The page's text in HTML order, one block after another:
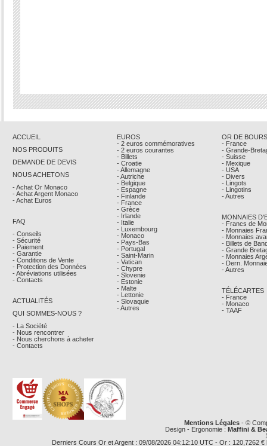
ACCUEIL
NOS PRODUITS
DEMANDE DE DEVIS
NOUS ACHETONS
- Achat Or Monaco
- Achat Argent Monaco
- Achat Euros
FAQ
- Conseils
- Sécurité
- Paiement
- Garantie
- Conditions de Vente
- Protection des Données
- Abréviations utilisées
- Contacts
ACTUALITÉS
QUI SOMMES-NOUS ?
- La Société
- Nous rencontrer
- Nous cherchons à acheter
- Contacts
EUROS
- 2 euros commémoratives
- 2 euros courantes
- Billets
- Croatie
- Allemagne
- Autriche
- Belgique
- Espagne
- Finlande
- France
- Grèce
- Irlande
- Italie
- Luxembourg
- Monaco
- Pays-Bas
- Portugal
- Saint-Marin
- Vatican
- Chypre
- Slovenie
- Estonie
- Malte
- Lettonie
- Slovaquie
- Autres
OR DE
- France
- Grande-
- Suisse
- Mexique
- USA
- Divers
- Lingots
- Lingotins
- Autres
MONNAIES
- Francs de
- Monnaies
- Monnaies
- Billets de
- Grande
- Monnaies
- Dern.
- Autres
TÉLÉCARTES
- France
- Monaco
- TAAF
Mentions Légales- ©
Design - Ergonomie : Maffini &
Derniers Cours Or et Argent : 09/08/2026 04:12:10 UTC - Or : 120,7262